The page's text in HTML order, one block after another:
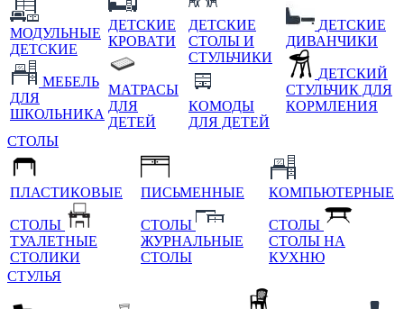
МОДУЛЬНЫЕ
ДЕТСКИЕ
МЕБЕЛЬ
ДЛЯ
ШКОЛЬНИКА
ДЕТСКИЕ
КРОВАТИ
МАТРАСЫ
ДЛЯ
ДЕТЕЙ
ДЕТСКИЕ
СТОЛЫ И
СТУЛЬЧИКИ
КОМОДЫ
ДЛЯ ДЕТЕЙ
ДЕТСКИЕ
ДИВАНЧИКИ
ДЕТСКИЙ
СТУЛЬЧИК ДЛЯ
КОРМЛЕНИЯ
СТОЛЫ
ПЛАСТИКОВЫЕ
СТОЛЫ
ТУАЛЕТНЫЕ
СТОЛИКИ
ПИСЬМЕННЫЕ
СТОЛЫ
ЖУРНАЛЬНЫЕ
СТОЛЫ
КОМПЬЮТЕРНЫЕ
СТОЛЫ
СТОЛЫ НА
КУХНЮ
СТУЛЬЯ